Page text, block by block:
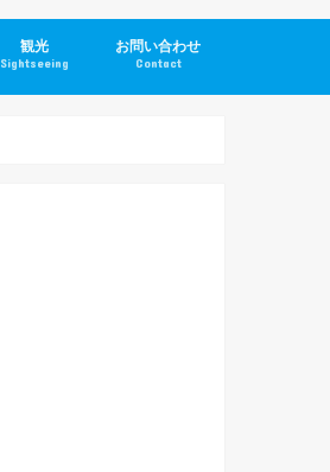
観光
Sightseeing
お問い合わせ
Contact